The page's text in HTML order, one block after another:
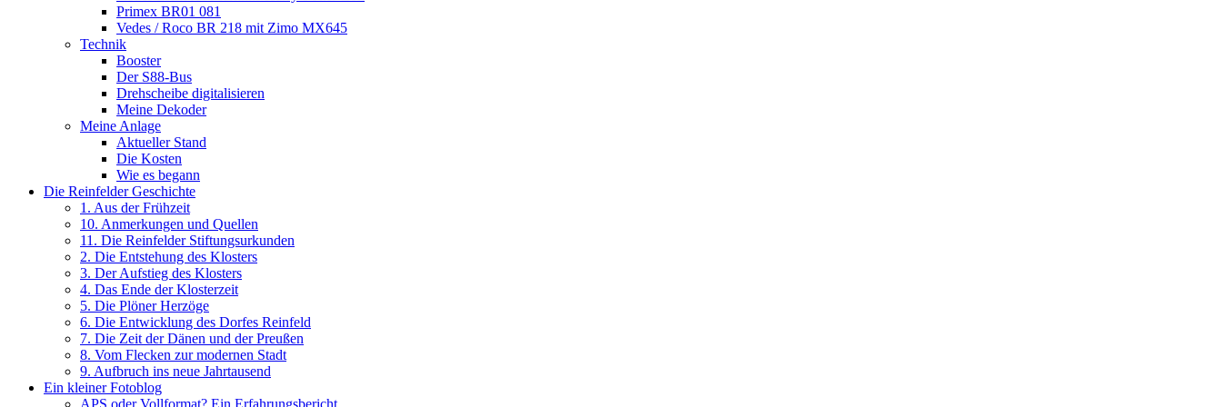
Primex BR01 081
Vedes / Roco BR 218 mit Zimo MX645
Technik
Booster
Der S88-Bus
Drehscheibe digitalisieren
Meine Dekoder
Meine Anlage
Aktueller Stand
Die Kosten
Wie es begann
Die Reinfelder Geschichte
1. Aus der Frühzeit
10. Anmerkungen und Quellen
11. Die Reinfelder Stiftungsurkunden
2. Die Entstehung des Klosters
3. Der Aufstieg des Klosters
4. Das Ende der Klosterzeit
5. Die Plöner Herzöge
6. Die Entwicklung des Dorfes Reinfeld
7. Die Zeit der Dänen und der Preußen
8. Vom Flecken zur modernen Stadt
9. Aufbruch ins neue Jahrtausend
Ein kleiner Fotoblog
APS oder Vollformat? Ein Erfahrungsbericht